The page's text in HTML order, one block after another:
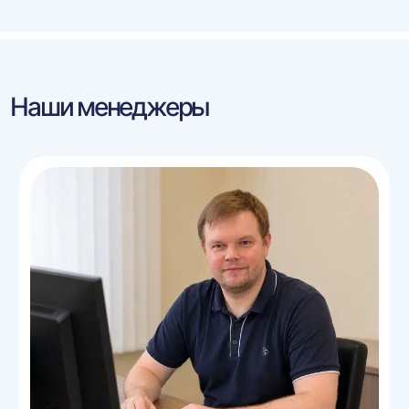
Наши менеджеры